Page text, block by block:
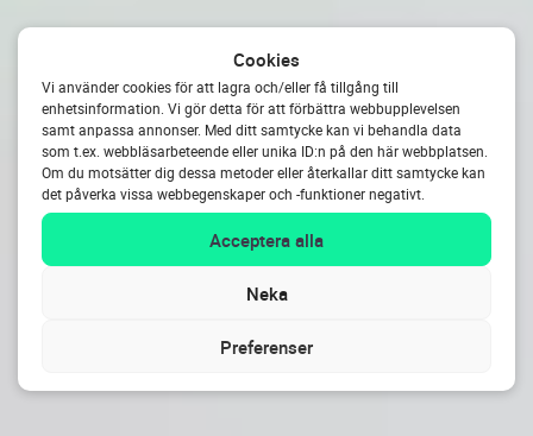
Cookies
Vi använder cookies för att lagra och/eller få tillgång till
enhetsinformation. Vi gör detta för att förbättra webbupplevelsen
samt anpassa annonser. Med ditt samtycke kan vi behandla data
som t.ex. webbläsarbeteende eller unika ID:n på den här webbplatsen.
Om du motsätter dig dessa metoder eller återkallar ditt samtycke kan
det påverka vissa webbegenskaper och -funktioner negativt.
Acceptera alla
Neka
Preferenser